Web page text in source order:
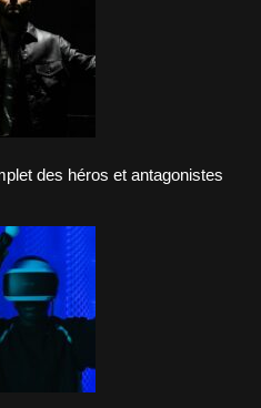
des héros et antagonistes